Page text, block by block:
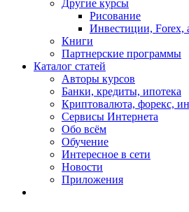
Другие курсы
Рисование
Инвестиции, Forex,
Книги
Партнерские программы
Каталог статей
Авторы курсов
Банки, кредиты, ипотека
Криптовалюта, форекс,
Сервисы Интернета
Обо всём
Обучение
Интересное в сети
Новости
Приложения